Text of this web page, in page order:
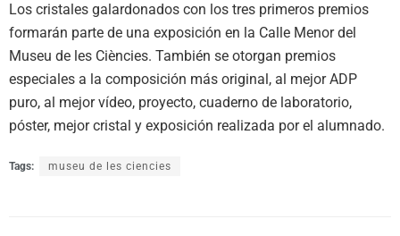
Los cristales galardonados con los tres primeros premios
formarán parte de una exposición en la Calle Menor del
Museu de les Ciències. También se otorgan premios
especiales a la composición más original, al mejor ADP
puro, al mejor vídeo, proyecto, cuaderno de laboratorio,
póster, mejor cristal y exposición realizada por el alumnado.
Tags: museu de les ciencies